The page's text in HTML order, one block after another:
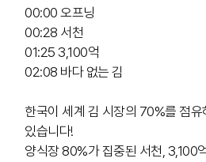
00:00
00:28
01:25
02:08 바다 없는 김
한국이 세계 김 시장의 70%를 점유
있습니다!
양식장 80%가 집중된 서천, 3,100